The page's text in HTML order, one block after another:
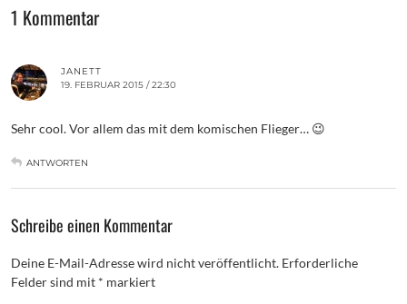
1 Kommentar
JANETT
19. FEBRUAR 2015 / 22:30
Sehr cool. Vor allem das mit dem komischen Flieger… 😉
ANTWORTEN
Schreibe einen Kommentar
Deine E-Mail-Adresse wird nicht veröffentlicht. Erforderliche
Felder sind mit * markiert